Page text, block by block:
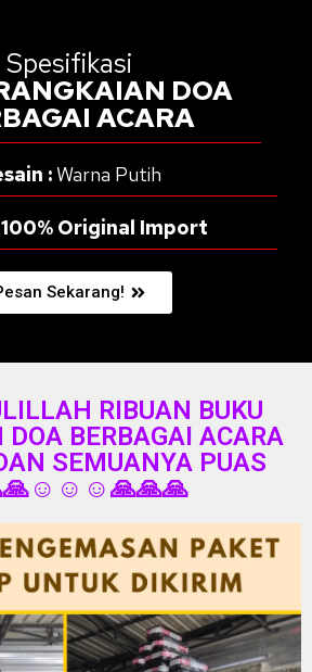
Spesifikasi
DOA
ACARA
:Warna Putih
100% Original Import
Sekarang!
RIBUAN BUKU
BERBAGAI ACARA
SEMUANYA PUAS